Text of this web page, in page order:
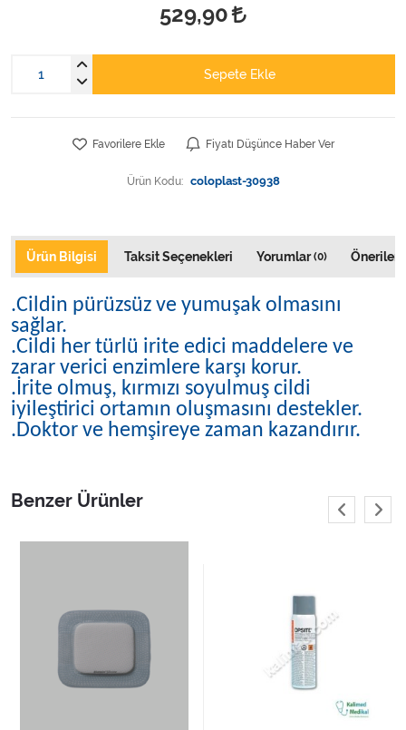
529,90
Sepete Ekle
Favorilere Ekle Fiyatı Düşünce Haber Ver
Ürün Kodu: coloplast-30938
Ürün Bilgisi Taksit Seçenekleri Yorumlar(0)
.Cildin pürüzsüz ve yumuşak olmasını
sağlar.
.Cildi her türlü irite edici maddelere ve
zarar verici enzimlere karşı korur.
.İrite olmuş, kırmızı soyulmuş cildi
iyileştirici ortamın oluşmasını destekler.
.Doktor ve hemşireye zaman kazandırır.
Benzer Ürünler